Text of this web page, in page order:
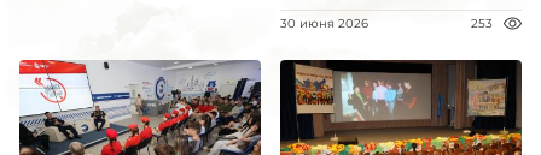
30 июня 2026 253